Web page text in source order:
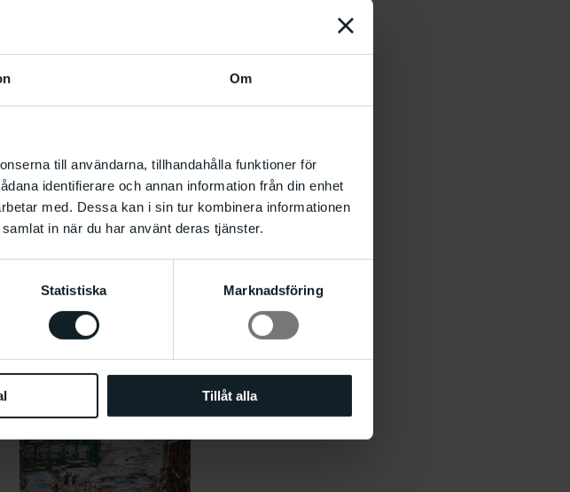
Om
till användarna, tillhandahålla funktioner för
identifierare och annan information från din enhet
med. Dessa kan i sin tur kombinera informationen
in när du har använt deras tjänster.
Statistiska Marknadsföring
Tillåt alla
SANDRA